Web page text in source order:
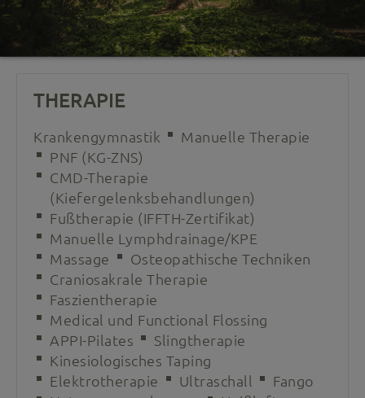
THERAPIE
Krankengymnastik
Manuelle Therapie
PNF (KG-ZNS)
CMD-Therapie
(Kiefergelenksbehandlungen)
Fußtherapie (IFFTH-Zertifikat)
Manuelle Lymphdrainage/KPE
Massage
Osteopathische Techniken
Craniosakrale Therapie
Faszientherapie
Medical und Functional Flossing
APPI-Pilates
Slingtherapie
Kinesiologisches Taping
Elektrotherapie
Ultraschall
Fango